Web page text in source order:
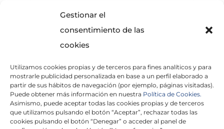
Gestionar el
consentimiento de las
cookies
Utilizamos cookies propias y de terceros para fines analíticos y para
mostrarle publicidad personalizada en base a un perfil elaborado a
partir de sus hábitos de navegación (por ejemplo, páginas visitadas).
Puede obtener más información en nuestra Política de Cookies.
Asimismo, puede aceptar todas las cookies propias y de terceros
que utilizamos pulsando el botón “Aceptar”, rechazar todas las
cookies pulsando el botón “Denegar” o acceder al panel de
He leído y acepto laPolítica de Privacidad
×